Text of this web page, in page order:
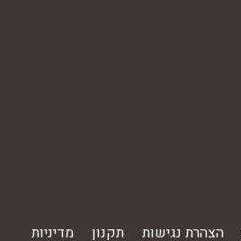
הצהרת נגישות תקנון מדיניות